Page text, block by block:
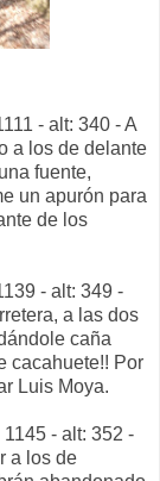
- alt: 340 - A
a los de delante
fuente,
un apurón para
de los
- alt: 349 -
a las dos
caña
cacahuete!! Por
Luis Moya.
- alt: 352 -
a los de